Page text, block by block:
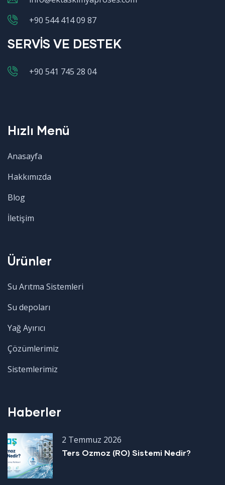
+90 544 414 09 87
SERVİS VE DESTEK
+90 541 745 28 04
Hızlı Menü
Anasayfa
Hakkımızda
Blog
İletişim
Ürünler
Su Arıtma Sistemleri
Su depoları
Yağ Ayırıcı
Çözümlerimiz
Sistemlerimiz
Haberler
2 Temmuz 2026
Ters Ozmoz (RO) Sistemi Nedir?